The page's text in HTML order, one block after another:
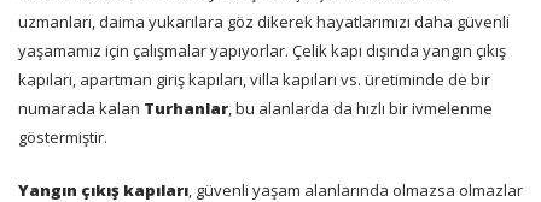
uzmanları, daima yukarılara göz dikerek hayatlarımızı daha güvenli
yaşamamız için çalışmalar yapıyorlar. Çelik kapı dışında yangın çıkış
kapıları, apartman giriş kapıları, villa kapıları vs. üretiminde de bir
numarada kalan Turhanlar, bu alanlarda da hızlı bir ivmelenme
göstermiştir.
Yangın çıkış kapıları, güvenli yaşam alanlarında olmazsa olmazlar